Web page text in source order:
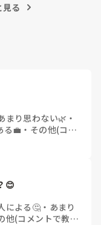
る
まり思わない🌿 ・
る💼 ・ その他(コメ
😊
による🤔 ・ あまり
他(コメントで教え